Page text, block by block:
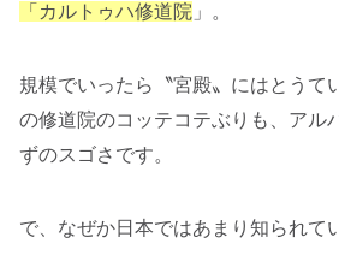
「カルトゥハ修道院 」。
規模でいったら〝宮殿〟にはとうて
の修道院のコッテコテぶりも、アル
ずのスゴさです。
で、なぜか日本ではあまり知られて